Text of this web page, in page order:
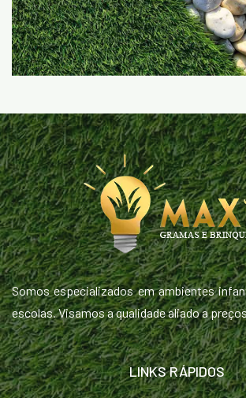
Somos especializados em ambientes
escolas. Visamos a qualidade aliado a
LINKS RÁPIDOS